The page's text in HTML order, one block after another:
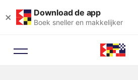
× Download de app
Boek sneller en makkelijker